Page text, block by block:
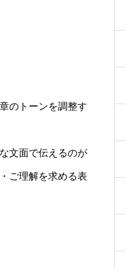
のトーンを調整す
文面で伝えるのが
ご理解を求める表